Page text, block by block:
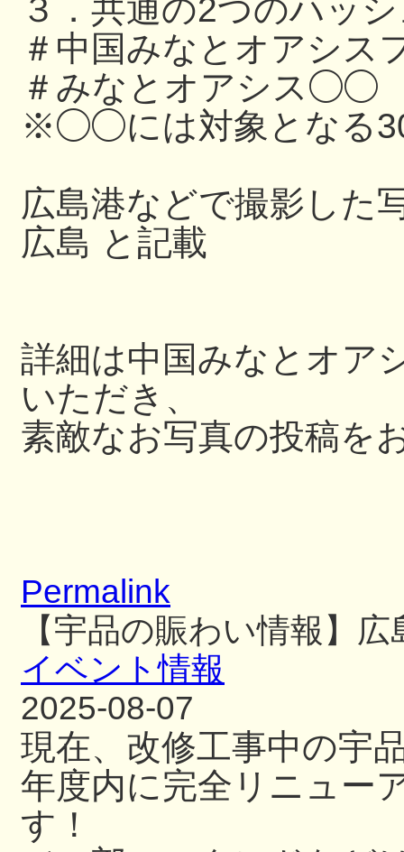
３．共通の2つのハッ
＃中国みなとオアシス
＃みなとオアシス◯◯
※◯◯には対象となる
広島港などで撮影した
広島 と記載
詳細は中国みなとオア
いただき、
素敵なお写真の投稿を
Permalink
【宇品の賑わい情報】
イベント情報
2025-08-07
現在、改修工事中の宇
年度内に完全リニュー
す！